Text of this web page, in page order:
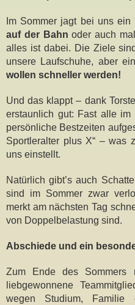
Im Sommer jagt bei uns
auf der Bahn oder auch
alles ist dabei. Die Ziele
unsere Laufschuhe, aber
wollen schneller werden!
Und das klappt – dank
erstaunlich gut: Fast alle
persönliche Bestzeiten
Sportleralter plus X“ – was
uns einstellt.
Natürlich gibt’s auch
sind im Sommer zwar
merkt am nächsten Tag
von Doppelbelastung sind.
Abschiede und ein
Zum Ende des Sommers
liebgewonnene
wegen Studium, Familie